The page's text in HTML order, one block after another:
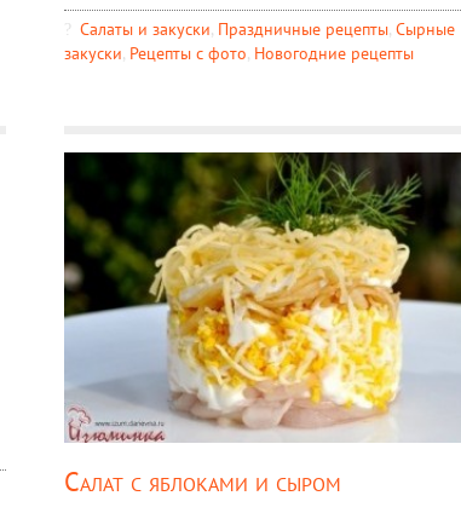
Салаты и закуски, Праздничные рецепты, Сырные
закуски, Рецепты c фото, Новогодние рецепты
Салат с яблоками и сыром